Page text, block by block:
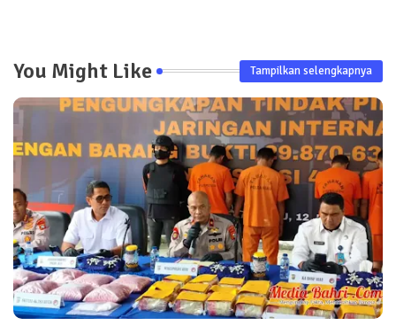
You Might Like Tampilkan selengkapnya